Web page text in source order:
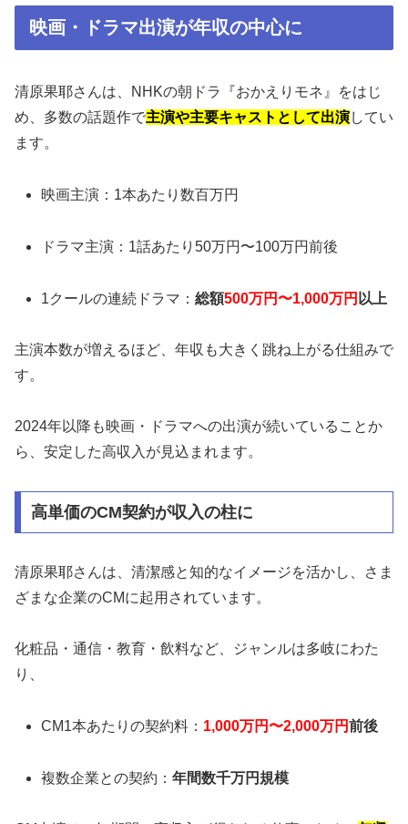
映画・ドラマ出演が年収の中心に
清原果耶さんは、NHKの朝ドラ『おかえりモネ』をはじ
め、多数の話題作で主演や主要キャストとして出演してい
ます。
映画主演：1本あたり数百万円
ドラマ主演：1話あたり50万円〜100万円前後
1クールの連続ドラマ：総額500万円〜1,000万円 以上
主演本数が増えるほど、年収も大きく跳ね上がる仕組みで
す。
2024年以降も映画・ドラマへの出演が続いていることか
ら、安定した高収入が見込まれます。
高単価のCM契約が収入の柱に
清原果耶さんは、清潔感と知的なイメージを活かし、さま
ざまな企業のCMに起用されています。
化粧品・通信・教育・飲料など、ジャンルは多岐にわた
り、
CM1本あたりの契約料： 1,000万円〜2,000万円前後
複数企業との契約：年間数千万円規模